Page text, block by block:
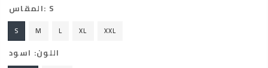
المقاس: S
S M L XL XXL
اللون: اسود